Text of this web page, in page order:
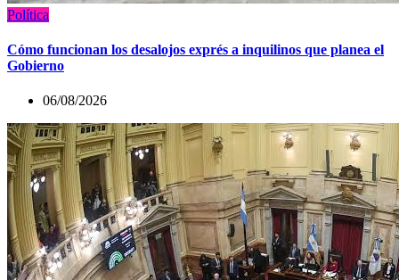
Política
Cómo funcionan los desalojos exprés a inquilinos que planea el
Gobierno
06/08/2026